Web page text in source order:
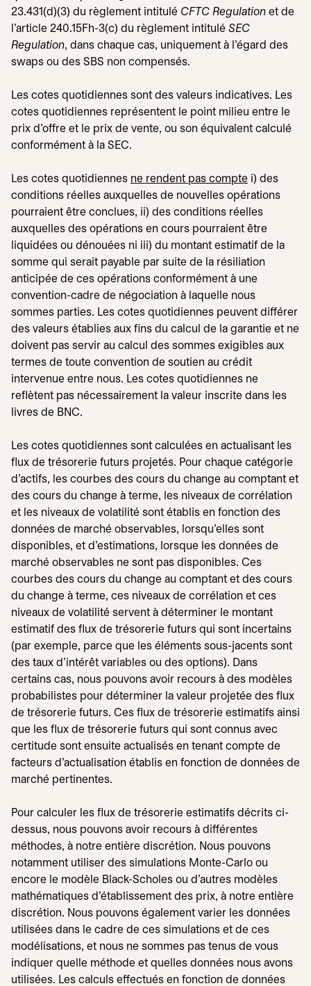
23.431(d)(3) du règlement intitulé CFTC Regulation et de
l'article 240.15Fh-3(c) du règlement intitulé SEC
Regulation, dans chaque cas, uniquement à l'égard des
swaps ou des SBS non compensés.
Les cotes quotidiennes sont des valeurs indicatives. Les
cotes quotidiennes représentent le point milieu entre le
prix d'offre et le prix de vente, ou son équivalent calculé
conformément à la SEC.
Les cotes quotidiennes ne rendent pas compte i) des
conditions réelles auxquelles de nouvelles opérations
pourraient être conclues, ii) des conditions réelles
auxquelles des opérations en cours pourraient être
liquidées ou dénouées ni iii) du montant estimatif de la
somme qui serait payable par suite de la résiliation
anticipée de ces opérations conformément à une
convention-cadre de négociation à laquelle nous
sommes parties. Les cotes quotidiennes peuvent différer
des valeurs établies aux fins du calcul de la garantie et ne
doivent pas servir au calcul des sommes exigibles aux
termes de toute convention de soutien au crédit
intervenue entre nous. Les cotes quotidiennes ne
reflètent pas nécessairement la valeur inscrite dans les
livres de BNC.
Les cotes quotidiennes sont calculées en actualisant les
flux de trésorerie futurs projetés. Pour chaque catégorie
d'actifs, les courbes des cours du change au comptant et
des cours du change à terme, les niveaux de corrélation
et les niveaux de volatilité sont établis en fonction des
données de marché observables, lorsqu'elles sont
disponibles, et d'estimations, lorsque les données de
marché observables ne sont pas disponibles. Ces
courbes des cours du change au comptant et des cours
du change à terme, ces niveaux de corrélation et ces
niveaux de volatilité servent à déterminer le montant
estimatif des flux de trésorerie futurs qui sont incertains
(par exemple, parce que les éléments sous-jacents sont
des taux d'intérêt variables ou des options). Dans
certains cas, nous pouvons avoir recours à des modèles
probabilistes pour déterminer la valeur projetée des flux
de trésorerie futurs. Ces flux de trésorerie estimatifs ainsi
que les flux de trésorerie futurs qui sont connus avec
certitude sont ensuite actualisés en tenant compte de
facteurs d'actualisation établis en fonction de données de
marché pertinentes.
Pour calculer les flux de trésorerie estimatifs décrits ci-
dessus, nous pouvons avoir recours à différentes
méthodes, à notre entière discrétion. Nous pouvons
notamment utiliser des simulations Monte-Carlo ou
encore le modèle Black-Scholes ou d'autres modèles
mathématiques d'établissement des prix, à notre entière
discrétion. Nous pouvons également varier les données
utilisées dans le cadre de ces simulations et de ces
modélisations, et nous ne sommes pas tenus de vous
indiquer quelle méthode et quelles données nous avons
utilisées. Les calculs effectués en fonction de données